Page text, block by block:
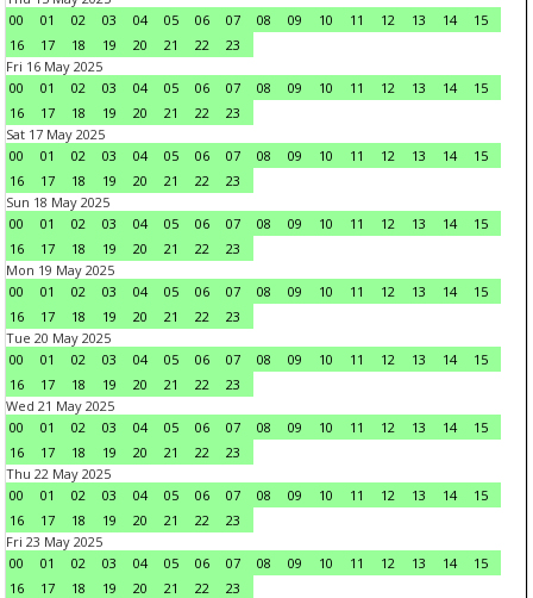
00
01 02 03 04 05 06 07 08 09 10 11 12 13 14
15
16
17 18 19 20 21 22
23
Fri 16 May 2025
00
01 02 03 04 05 06 07 08 09 10 11 12 13 14
15
16
17 18 19 20 21 22
23
Sat 17 May 2025
00
01 02 03 04 05 06 07 08 09 10 11 12 13 14
15
16
17 18 19 20 21 22
23
Sun 18 May 2025
00
01 02 03 04 05 06 07 08 09 10 11 12 13 14
15
16
17 18 19 20 21 22
23
Mon 19 May 2025
00
01 02 03 04 05 06 07 08 09 10 11 12 13 14
15
16
17 18 19 20 21 22
23
Tue 20 May 2025
00
01 02 03 04 05 06 07 08 09 10 11 12 13 14
15
16
17 18 19 20 21 22
23
Wed 21 May 2025
00
01 02 03 04 05 06 07 08 09 10 11 12 13 14
15
16
17 18 19 20 21 22
23
Thu 22 May 2025
00
01 02 03 04 05 06 07 08 09 10 11 12 13 14
15
16
17 18 19 20 21 22
23
Fri 23 May 2025
00
01 02 03 04 05 06 07 08 09 10 11 12 13 14
15
16
17 18 19 20 21 22
23